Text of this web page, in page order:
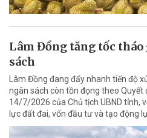
Lâm Đồng tăng tốc tháo
sách
Lâm Đồng đang đẩy nhanh tiến độ
ngân sách còn tồn đọng theo Quyết
14/7/2026 của Chủ tịch UBND tỉnh,
lực đất đai, vốn đầu tư và tạo động